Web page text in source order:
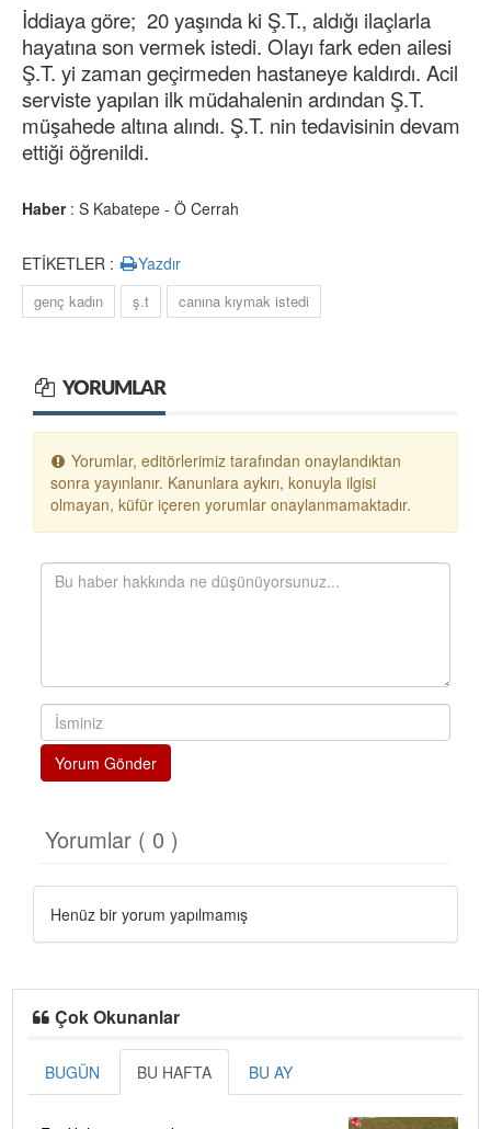
İddiaya göre; 20 yaşında ki Ş.T., aldığı ilaçlarla
hayatına son vermek istedi. Olayı fark eden ailesi
Ş.T. yi zaman geçirmeden hastaneye kaldırdı. Acil
serviste yapılan ilk müdahalenin ardından Ş.T.
müşahede altına alındı. Ş.T. nin tedavisinin devam
ettiği öğrenildi.
Haber: S Kabatepe - Ö Cerrah
ETİKETLER : Yazdır
genç kadın ş.t canına kıymak istedi
YORUMLAR
Yorumlar, editörlerimiz tarafından onaylandıktan
sonra yayınlanır. Kanunlara aykırı, konuyla ilgisi
olmayan, küfür içeren yorumlar onaylanmamaktadır.
Yorum Gönder
Yorumlar ( 0 )
Henüz bir yorum yapılmamış
Çok Okunanlar
BUGÜN BU HAFTA BU AY